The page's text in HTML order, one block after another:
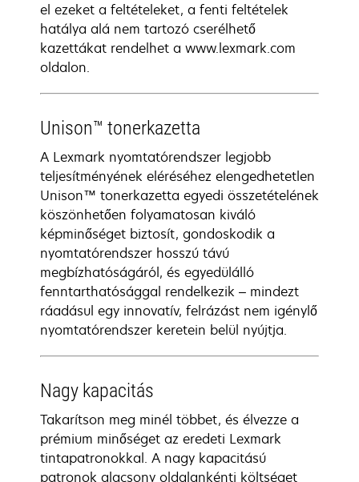
el ezeket a feltételeket, a fenti feltételek
hatálya alá nem tartozó cserélhető
kazettákat rendelhet a www.lexmark.com
oldalon.
Unison™ tonerkazetta
A Lexmark nyomtatórendszer legjobb
teljesítményének eléréséhez elengedhetetlen
Unison™ tonerkazetta egyedi összetételének
köszönhetően folyamatosan kiváló
képminőséget biztosít, gondoskodik a
nyomtatórendszer hosszú távú
megbízhatóságáról, és egyedülálló
fenntarthatósággal rendelkezik – mindezt
ráadásul egy innovatív, felrázást nem igénylő
nyomtatórendszer keretein belül nyújtja.
Nagy kapacitás
Takarítson meg minél többet, és élvezze a
prémium minőséget az eredeti Lexmark
tintapatronokkal. A nagy kapacitású
patronok alacsony oldalankénti költséget